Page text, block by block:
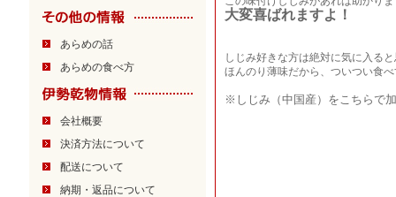
あらめの話
あらめの食べ方
会社概要
決済方法について
配送について
納期・返品について
大変喜ばれますよ！
しじみ好きな方は絶対に気に入る
ほんのり薄味だから、ついつい食
※しじみ（中国産）をこちらで